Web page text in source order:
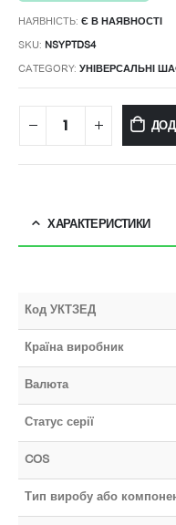
НАЯВНІСТЬ: Є В НАЯВНОСТІ
SKU: NSYPTDS4
CATEGORY: УНІВЕРСАЛЬНІ
ХАРАКТЕРИСТИКИ
Код УКТЗЕД
Країна виробник
Валюта
Статус серії
COS
Тип виробу або